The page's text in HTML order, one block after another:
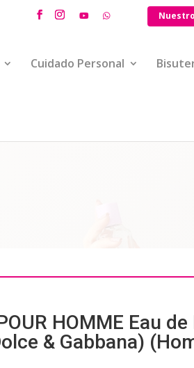
Cuidado Personal
HOMME Eau
& Gabbana)